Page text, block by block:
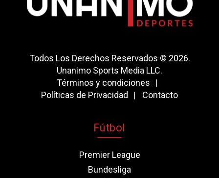
Todos Los Derechos Reservados © 2026.
Unanimo Sports Media LLC.
Términos y condiciones
Políticas de Privacidad
Contacto
Fútbol
Premier League
Bundesliga